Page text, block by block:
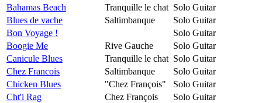
Bahamas Beach
Tranquille le chat Solo Guitar
Blues de vache
Saltimbanque
Solo Guitar
Bon Voyage !
Solo Guitar
Boogie Me
Rive Gauche
Solo Guitar
Canicule Blues
Tranquille le chat Solo Guitar
Chez Francois
Saltimbanque
Solo Guitar
Chicken Blues
"Chez François"
Solo Guitar
Cht'i Rag
Chez François
Solo Guitar